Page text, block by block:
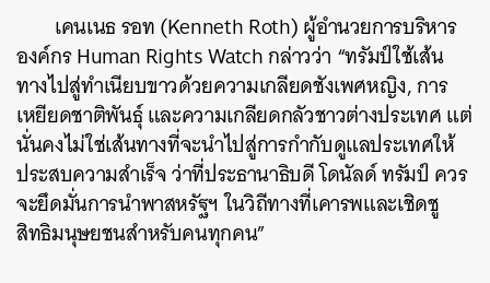
เคนเนธ รอท (Kenneth Roth) ผู้อำนวยการบริหาร
องค์กร Human Rights Watch กล่าวว่า “ทรัมป์ใช้เส้น
ทางไปสู่ทำเนียบขาวด้วยความเกลียดชังเพศหญิง, การ
เหยียดชาติพันธ์ุ และความเกลียดกลัวชาวต่างประเทศ แต่
นั่นคงไม่ใช่เส้นทางที่จะนำไปสู่การกำกับดูแลประเทศให้
ประสบความสำเร็จ ว่าที่ประธานาธิบดี โดนัลด์ ทรัมป์ ควร
จะยึดมั่นการนำพาสหรัฐฯ ในวิถีทางที่เคารพและเชิดชู
สิทธิมนุษยชนสำหรับคนทุกคน”